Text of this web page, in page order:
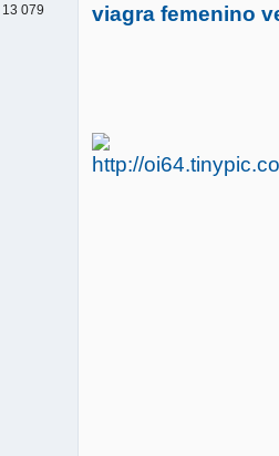
13 079 viagra femenino